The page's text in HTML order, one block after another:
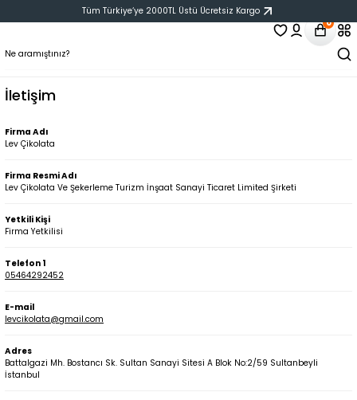
Tüm Türkiye‘ye 2000TL Üstü Ücretsiz Kargo
0
İletişim
Firma Adı
Lev Çikolata
Firma Resmi Adı
Lev Çikolata Ve Şekerleme Turizm İnşaat Sanayi Ticaret Limited Şirketi
Yetkili Kişi
Firma Yetkilisi
Telefon 1
05464292452
E-mail
levcikolata@gmail.com
Adres
Battalgazi Mh. Bostancı Sk. Sultan Sanayi Sitesi A Blok No:2/59 Sultanbeyli
İstanbul